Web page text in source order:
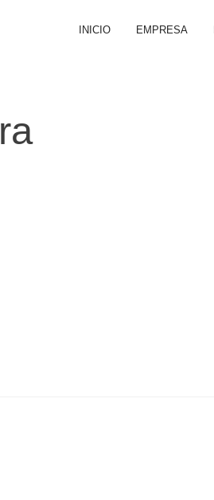
INICIO EMPRESA